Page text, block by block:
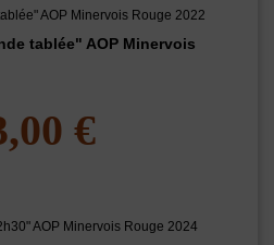
tablée" AOP Minervois
€